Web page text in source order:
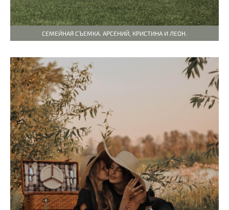
СЕМЕЙНАЯ СЪЕМКА. АРСЕНИЙ, КРИСТИНА И ЛЕОН.